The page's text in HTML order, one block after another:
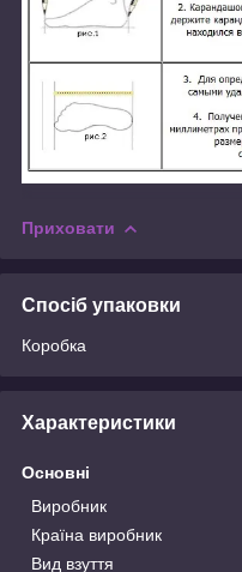
Приховати
Спосіб упаковки
Коробка
Характеристики
Основні
Виробник
Країна виробник
Вид взуття